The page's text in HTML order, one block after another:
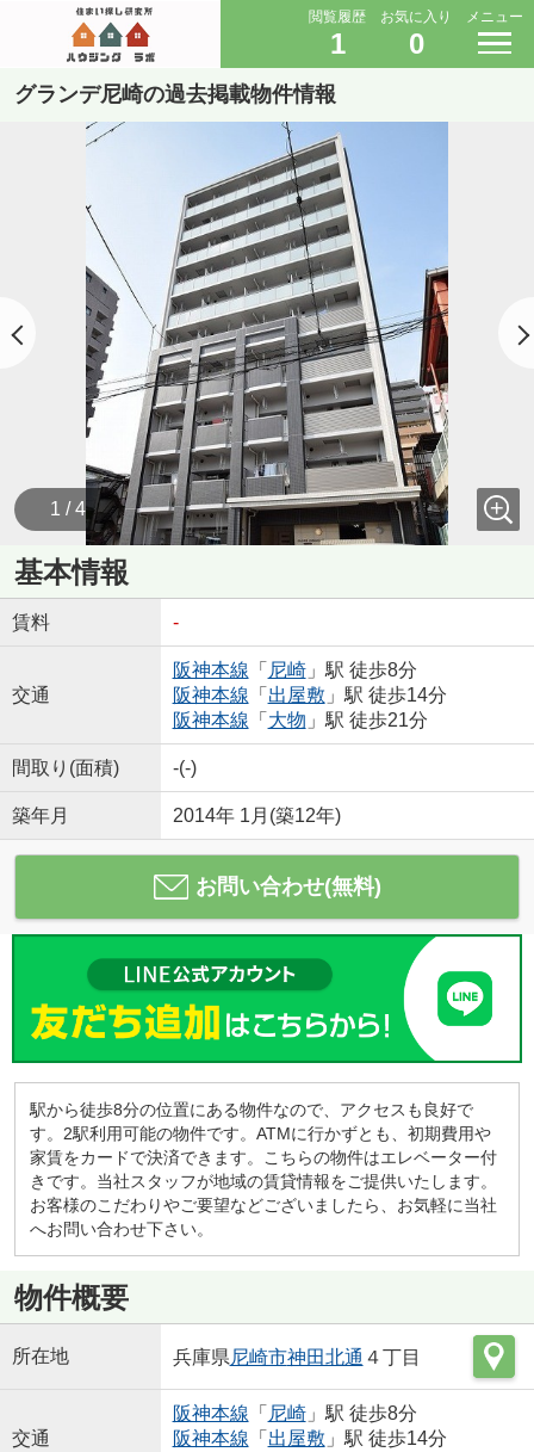
閲覧履歴
1
お気に入り
0
メニュー
グランデ尼崎の過去掲載物件情報
1 / 4
基本情報
賃料 -
交通
阪神本線 「 尼崎」駅 徒歩8分
阪神本線 「 出屋敷 」駅 徒歩14分
阪神本線 「 大物 」駅 徒歩21分
間取り(面積) -(-)
築年月 2014年 1月(築12年)
お問い合わせ(無料)
駅から徒歩8分の位置にある物件なので、アクセスも良好で
す。2駅利用可能の物件です。ATMに行かずとも、初期費用や
家賃をカードで決済できます。こちらの物件はエレベーター付
きです。当社スタッフが地域の賃貸情報をご提供いたします。
お客様のこだわりやご要望などございましたら、お気軽に当社
へお問い合わせ下さい。
物件概要
所在地 兵庫県尼崎市神田北通 ４丁目
交通
阪神本線 「 尼崎」駅 徒歩8分
阪神本線 「 出屋敷 」駅 徒歩14分